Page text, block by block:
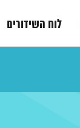
לוח השידורים